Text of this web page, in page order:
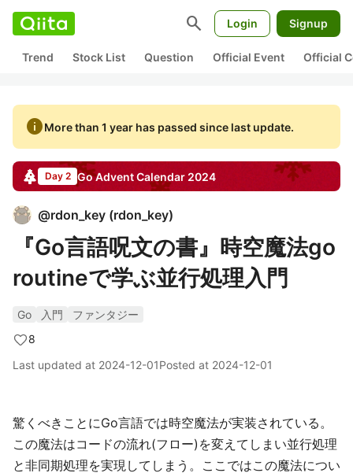
search Login Signup
Trend Stock List Question Official Event Official
infoMore than 1 year has passed since last update.
Day 2 GoAdvent Calendar 2024
@rdon_key (rdon_key)
『Go言語呪文の書』時空魔法go
routineで学ぶ並行処理入門
Go 入門
ファンタジー
8
Last updated at 2024-12-01Posted at 2024-12-01
驚くべきことにGo言語では時空魔法が実装されている。
この魔法はコードの流れ(フロー)を変えてしまい並行処理
と非同期処理を実現してしまう。ここではこの魔法につい